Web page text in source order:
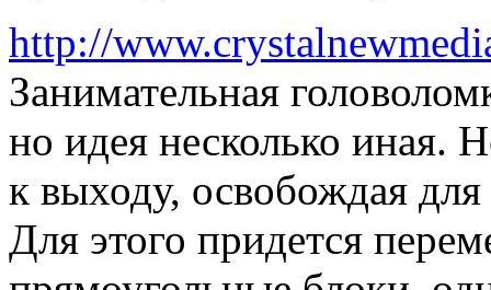
http://
Занимательная
но идея несколько иная.
к выходу, освобождая
Для этого придется